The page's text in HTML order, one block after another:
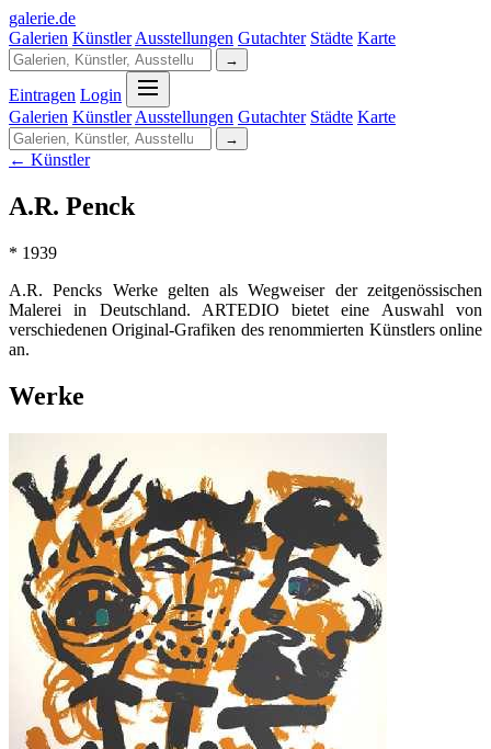
galerie.de
Galerien Künstler Ausstellungen Gutachter Städte Karte
→
Eintragen Login
Galerien Künstler Ausstellungen Gutachter Städte Karte
→
← Künstler
A.R. Penck
* 1939
A.R. Pencks Werke gelten als Wegweiser der zeitgenössischen
Malerei in Deutschland. ARTEDIO bietet eine Auswahl von
verschiedenen Original-Grafiken des renommierten Künstlers online
an.
Werke